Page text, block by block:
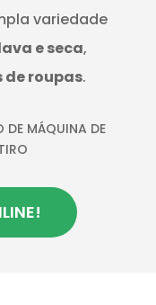
variedade
e seca,
de roupas.
DE MÁQUINA DE